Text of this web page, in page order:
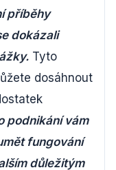
příběhy
dokázali
Tyto
dosáhnout
podnikání vám
fungování
důležitým